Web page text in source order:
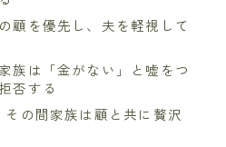
顧を優先し、夫を軽視して
族は「金がない」と嘘をつ
否する
の間家族は顧と共に贅沢